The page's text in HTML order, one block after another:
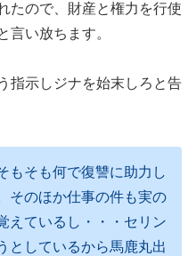
たので、財産と権力を行使
言い放ちます。
指示しジナを始末しろと告
もそも何で復讐に助力し
そのほか仕事の件も実の
えているし・・・セリン
としているから馬鹿丸出